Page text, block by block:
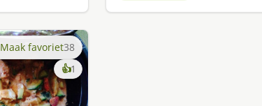
Maak favoriet38
👍1keer
lekker
gevonden